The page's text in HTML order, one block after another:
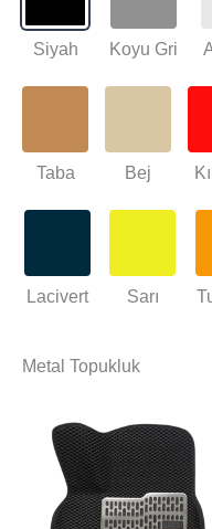
Siyah Koyu Gri
Taba Bej
Lacivert Sarı
Metal Topukluk